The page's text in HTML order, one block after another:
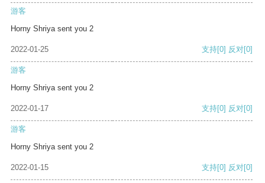
游客
Horny Shriya sent you 2
2022-01-25 支持[0] 反对[0]
游客
Horny Shriya sent you 2
2022-01-17 支持[0] 反对[0]
游客
Horny Shriya sent you 2
2022-01-15 支持[0] 反对[0]